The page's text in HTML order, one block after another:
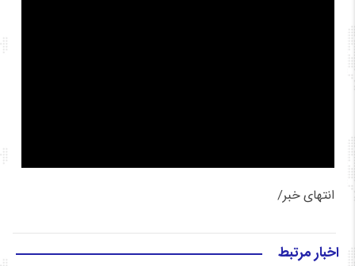
انتهای خبر/
اخبار مرتبط